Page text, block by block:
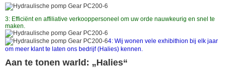
3: Efficiënt en affiliative verkooppersoneel om uw orde nauwkeurig en snel te
maken.
4: Wij wonen vele exhibithion bij elk jaar
om meer klant te laten ons bedrijf (Halies) kennen.
Aan te tonen warld: „Halies“